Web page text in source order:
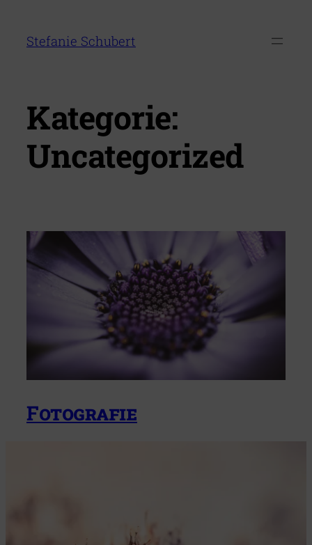
springen
Stefanie Schubert
Kategorie:
Uncategorized
Fotografie